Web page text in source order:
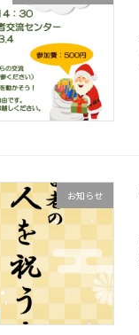
お知らせ